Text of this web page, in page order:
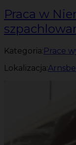
Praca w
Kategoria:Prace
Lokalizacja: